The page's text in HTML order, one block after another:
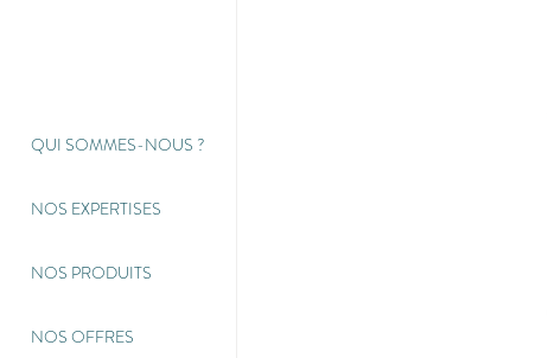
QUI SOMMES-NOUS ?
NOS EXPERTISES
NOS PRODUITS
NOS OFFRES